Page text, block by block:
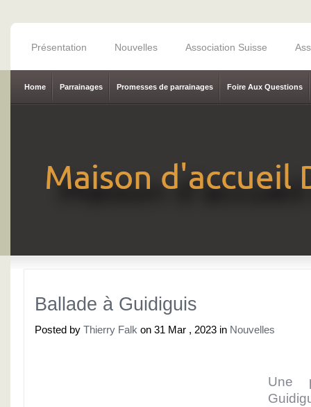
Présentation Nouvelles Association Suisse
Home Parrainages Promesses de parrainages Foire Aux Questions
Ballade à Guidiguis
Posted by Thierry Falk on 31 Mar , 2023 in Nouvelles
Une